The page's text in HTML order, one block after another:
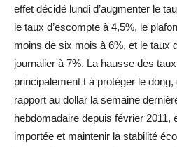
effet décidé lundi d’augmenter le
le taux d’escompte à 4,5%, le
moins de six mois à 6%, et le taux
journalier à 7%. La hausse des
principalement t à protéger le
rapport au dollar la semaine
hebdomadaire depuis février 2011,
importée et maintenir la stabilité